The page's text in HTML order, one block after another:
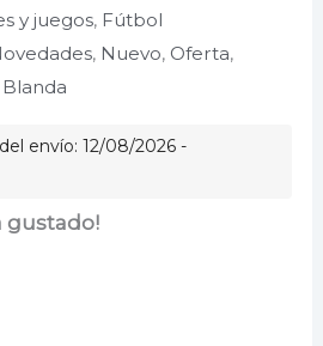
y juegos, Fútbol
, Nuevo, Oferta,
envío: 12/08/2026 -
gustado!